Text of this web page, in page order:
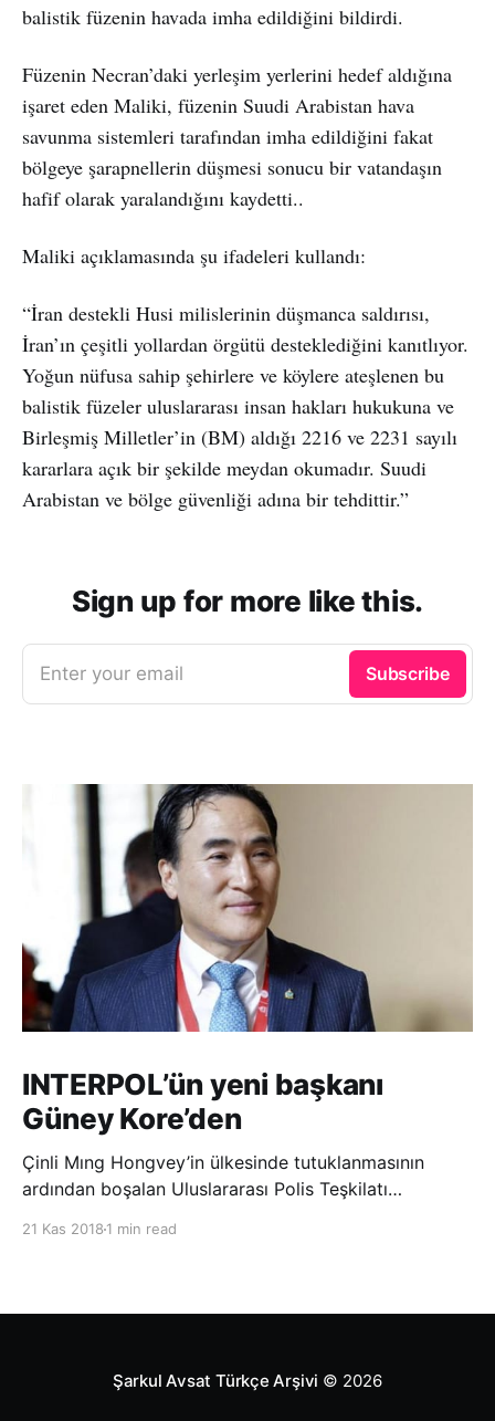
balistik füzenin havada imha edildiğini bildirdi.
Füzenin Necran’daki yerleşim yerlerini hedef aldığına
işaret eden Maliki, füzenin Suudi Arabistan hava
savunma sistemleri tarafından imha edildiğini fakat
bölgeye şarapnellerin düşmesi sonucu bir vatandaşın
hafif olarak yaralandığını kaydetti..
Maliki açıklamasında şu ifadeleri kullandı:
“İran destekli Husi milislerinin düşmanca saldırısı,
İran’ın çeşitli yollardan örgütü desteklediğini kanıtlıyor.
Yoğun nüfusa sahip şehirlere ve köylere ateşlenen bu
balistik füzeler uluslararası insan hakları hukukuna ve
Birleşmiş Milletler’in (BM) aldığı 2216 ve 2231 sayılı
kararlara açık bir şekilde meydan okumadır. Suudi
Arabistan ve bölge güvenliği adına bir tehdittir.”
Sign up for more like this.
Enter your email Subscribe
INTERPOL’ün yeni başkanı
Güney Kore’den
Çinli Mıng Hongvey’in ülkesinde tutuklanmasının
ardından boşalan Uluslararası Polis Teşkilatı
21 Kas 2018 1 min read
Şarkul Avsat Türkçe Arşivi © 2026